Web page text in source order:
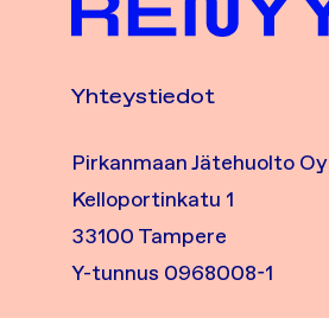
Yhteystiedot
Pirkanmaan Jätehuolto Oy
Kelloportinkatu 1
33100 Tampere
Y-tunnus 0968008-1